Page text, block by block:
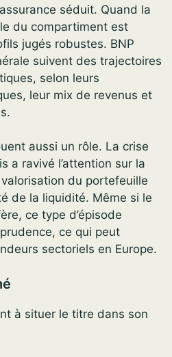
séduit. Quand la
du compartiment est
jugés robustes. BNP
suivent des trajectoires
selon leurs
leur mix de revenus et
aussi un rôle. La crise
a ravivé l’attention sur la
du portefeuille
de la liquidité. Même si le
ce type d’épisode
ce qui peut
sectoriels en Europe.
à situer le titre dans son